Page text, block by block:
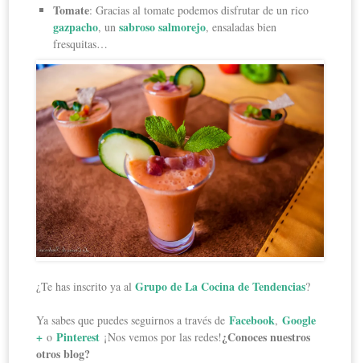
Tomate: Gracias al tomate podemos disfrutar de un rico
gazpacho, unsabroso salmorejo, ensaladas bien
fresquitas…
¿Te has inscrito ya alGrupo de La Cocina de Tendencias?
Ya sabes que puedes seguirnos a través deFacebook,Google
+ oPinterest ¡Nos vemos por las redes!¿Conoces nuestros
otros blog?